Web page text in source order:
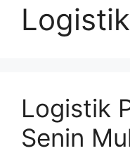
Logistik
Senin